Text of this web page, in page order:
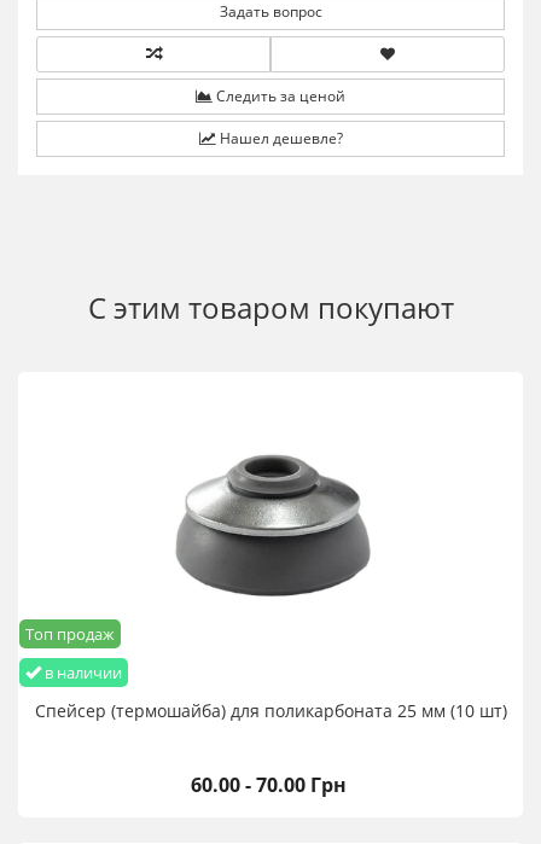
Задать вопрос
Следить за ценой
Нашел дешевле?
С этим товаром покупают
в наличии
Топ продаж
Спейсер (термошайба) для поликарбоната 25 мм (10 шт)
60.00 - 70.00 Грн